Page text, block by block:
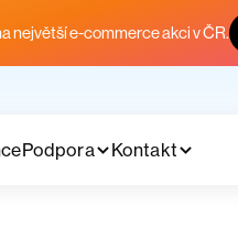
největší e-commerce akci v ČR.
Podpora Kontakt